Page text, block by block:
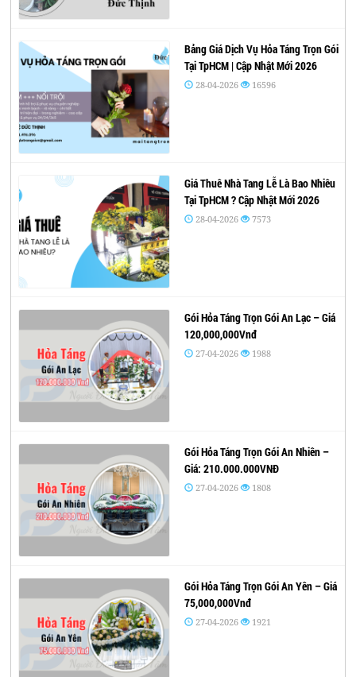
Bảng Giá Dịch Vụ Hỏa Táng Trọn Gói
Tại TpHCM | Cập Nhật Mới 2026
28-04-2026 16596
Giá Thuê Nhà Tang Lễ Là Bao Nhiêu
Tại TpHCM ? Cập Nhật Mới 2026
28-04-2026 7573
Gói Hỏa Táng Trọn Gói An Lạc – Giá
120,000,000Vnđ
27-04-2026 1988
Gói Hỏa Táng Trọn Gói An Nhiên –
Giá: 210.000.000VNĐ
27-04-2026 1808
Gói Hỏa Táng Trọn Gói An Yên – Giá
75,000,000Vnđ
27-04-2026 1921